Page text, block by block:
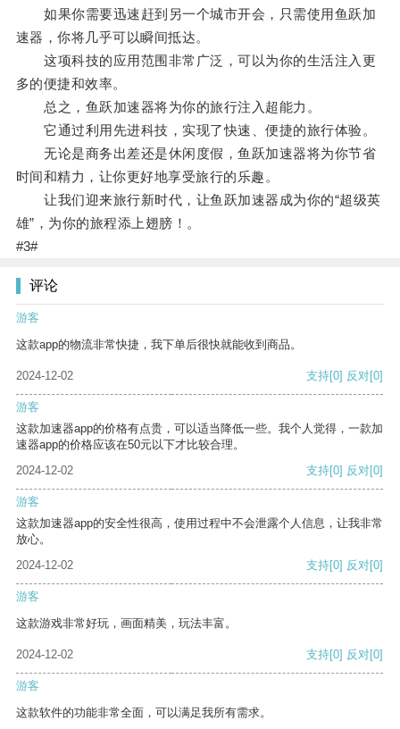
如果你需要迅速赶到另一个城市开会，只需使用鱼跃加
速器，你将几乎可以瞬间抵达。
这项科技的应用范围非常广泛，可以为你的生活注入更
多的便捷和效率。
总之，鱼跃加速器将为你的旅行注入超能力。
它通过利用先进科技，实现了快速、便捷的旅行体验。
无论是商务出差还是休闲度假，鱼跃加速器将为你节省
时间和精力，让你更好地享受旅行的乐趣。
让我们迎来旅行新时代，让鱼跃加速器成为你的“超级英
雄”，为你的旅程添上翅膀！。
#3#
评论
游客
这款app的物流非常快捷，我下单后很快就能收到商品。
2024-12-02 支持[0] 反对[0]
游客
这款加速器app的价格有点贵，可以适当降低一些。我个人觉得，一款加
速器app的价格应该在50元以下才比较合理。
2024-12-02
支持[0] 反对[0]
游客
这款加速器app的安全性很高，使用过程中不会泄露个人信息，让我非常
放心。
2024-12-02
支持[0] 反对[0]
游客
这款游戏非常好玩，画面精美，玩法丰富。
2024-12-02 支持[0] 反对[0]
游客
这款软件的功能非常全面，可以满足我所有需求。